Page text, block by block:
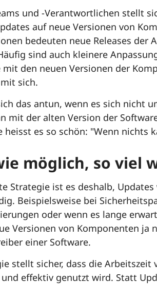
und -Verantwortlichen stellt
auf neue Versionen von
bedeuten neue Releases der
sind auch kleinere
den neuen Versionen der
sich.
das antun, wenn es sich nicht
mit der alten Version der
heisst es so schön: "Wenn
möglich, so viel
Strategie ist es deshalb,
Beispielsweise bei
oder wenn es lange
Versionen von Komponenten
einer Software.
stellt sicher, dass die
effektiv genutzt wird. Statt